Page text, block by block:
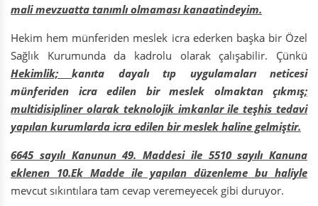
mali mevzuatta tanımlı olmaması kanaatindeyim.
Hekim hem münferiden meslek icra ederken başka bir Özel
Sağlık Kurumunda da kadrolu olarak çalışabilir. Çünkü
Hekimlik;kanıta dayalı tıp uygulamaları neticesi
münferiden icra edilen bir meslek olmaktan çıkmış;
multidisipliner olarak teknolojik imkanlar ile teşhis tedavi
yapılan kurumlarda icra edilen bir meslek haline gelmiştir.
6645 sayılı Kanunun 49. Maddesi ile 5510 sayılı Kanuna
eklenen 10.Ek Madde ile yapılan düzenleme bu haliyle
mevcut sıkıntılara tam cevap veremeyecek gibi duruyor.